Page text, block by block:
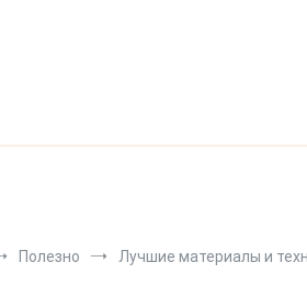
Полезно Лучшие материалы и